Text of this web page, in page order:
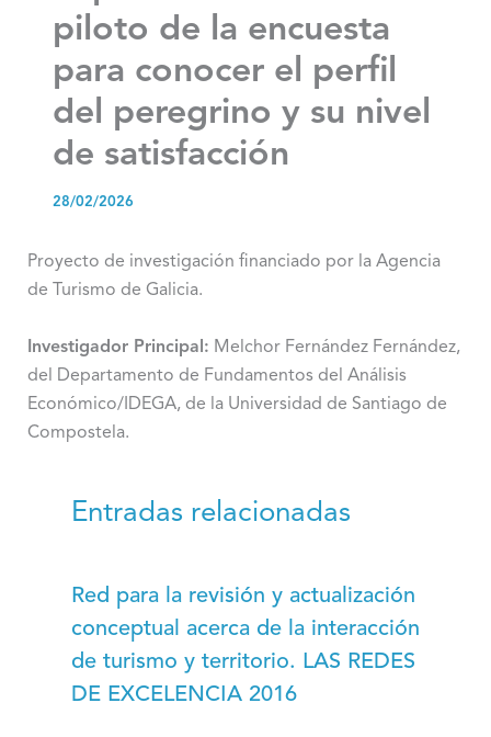
piloto de la encuesta
para conocer el perfil
del peregrino y su nivel
de satisfacción
28/02/2026
Proyecto de investigación financiado por la Agencia
de Turismo de Galicia.
Investigador Principal: Melchor Fernández Fernández,
del Departamento de Fundamentos del Análisis
Económico/IDEGA, de la Universidad de Santiago de
Compostela.
Entradas relacionadas
Red para la revisión y actualización
conceptual acerca de la interacción
de turismo y territorio. LAS REDES
DE EXCELENCIA 2016